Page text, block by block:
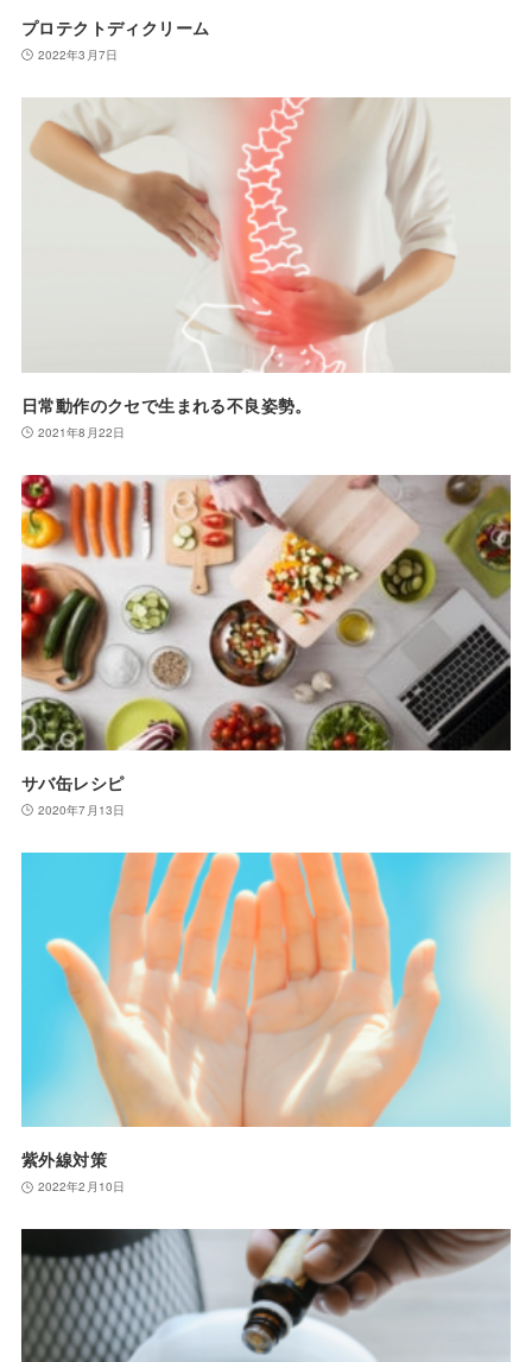
プロテクトディクリーム
2022年3月7日
日常動作のクセで生まれる不良姿勢。
2021年8月22日
サバ缶レシピ
2020年7月13日
紫外線対策
2022年2月10日